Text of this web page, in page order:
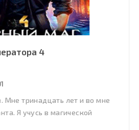
4
Мне тринадцать лет и во мне
Я учусь в магической